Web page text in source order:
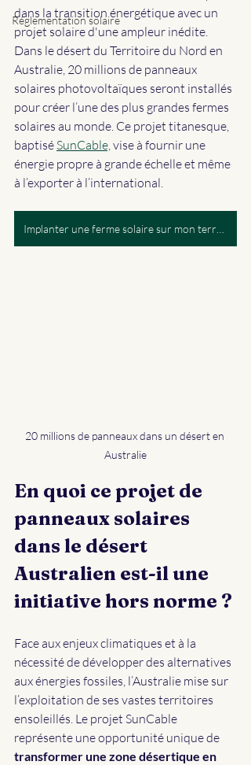
Réglementation solaire
dans la transition énergétique avec un
projet solaire d'une ampleur inédite.
Dans le désert du Territoire du Nord en
Australie, 20 millions de panneaux
solaires photovoltaïques seront installés
pour créer l’une des plus grandes fermes
solaires au monde. Ce projet titanesque,
baptisé SunCable, vise à fournir une
énergie propre à grande échelle et même
à l’exporter à l’international.
20 millions de panneaux dans un désert en
Australie
En quoi ce projet de
panneaux solaires
dans le désert
Australien est-il une
initiative hors norme ?
Face aux enjeux climatiques et à la
nécessité de développer des alternatives
aux énergies fossiles, l’Australie mise sur
l’exploitation de ses vastes territoires
ensoleillés. Le projet SunCable
représente une opportunité unique de
transformer une zone désertique en